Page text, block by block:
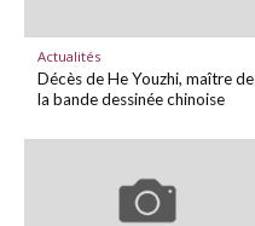
Actualités
Décès de He Youzhi, maître de
la bande dessinée chinoise